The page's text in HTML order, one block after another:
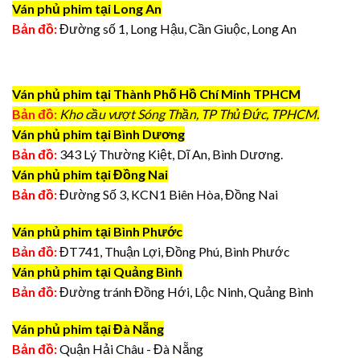
Ván phủ phim tại Long An
Bản đồ:Đường số 1, Long Hậu, Cần Giuộc, Long An
Ván phủ phim tại Thành Phố Hồ Chí Minh TPHCM
Bản đồ: Kho cầu vượt Sóng Thần, TP Thủ Đức, TPHCM.
Ván phủ phim tại Bình Dương
Bản đồ: 343 Lý Thường Kiệt, Dĩ An, Bình Dương.
Ván phủ phim tại Đồng Nai
Bản đồ:Đường Số 3, KCN1 Biên Hòa, Đồng Nai
Ván phủ phim tại Bình Phước
Bản đồ:ĐT741, Thuận Lợi, Đồng Phú, Bình Phước
Ván phủ phim tại Quảng Bình
Bản đồ:Đường tránh Đồng Hới, Lộc Ninh, Quảng Bình
Ván phủ phim tại Đà Nẵng
Bản đồ:Quận Hải Châu - Đà Nẵng